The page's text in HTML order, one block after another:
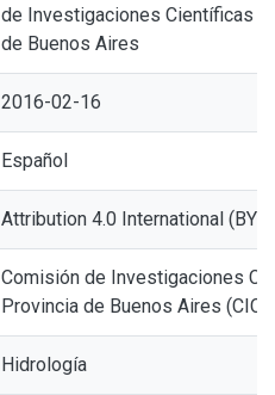
de Investigaciones Científicas
de Buenos Aires
2016-02-16
Español
Attribution 4.0 International (BY
Comisión de Investigaciones
Provincia de Buenos Aires
Hidrología